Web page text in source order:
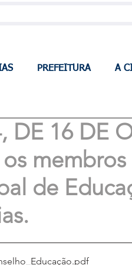
PREFEITURA A
DE 16 DE
de
.pdf